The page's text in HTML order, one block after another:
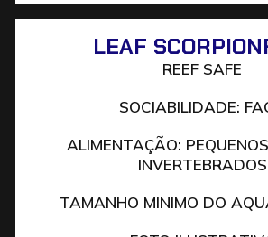
LEAF
REEF SAFE
SOCIABILIDADE:
ALIMENTAÇÃO:
INVERTEBRADOS
TAMANHO MINIMO DO